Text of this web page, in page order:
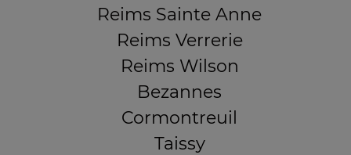
Reims Sainte Anne
Reims Verrerie
Reims Wilson
Bezannes
Cormontreuil
Taissy